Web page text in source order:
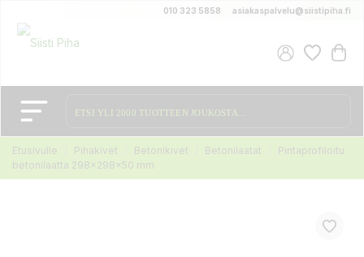
010 323 5858 asiakaspalvelu@siistipiha.fi
Etusivulle Pihakivet Betonikivet Betonilaatat
Pintaprofiloitu
betonilaatta 298x298x50 mm